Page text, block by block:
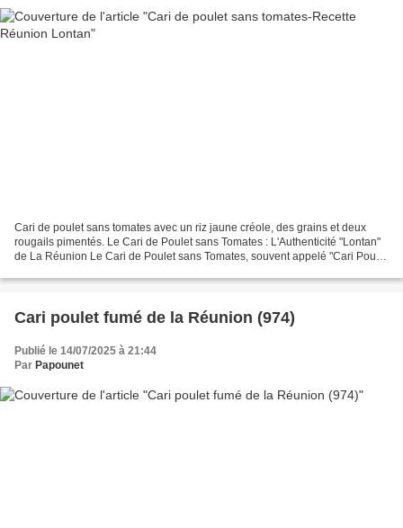
Cari de poulet sans tomates avec un riz jaune créole, des grains et deux
rougails pimentés. Le Cari de Poulet sans Tomates : L'Authenticité "Lontan"
de La Réunion Le Cari de Poulet sans Tomates, souvent appelé "Cari Poulet
Cari poulet fumé de la Réunion (974)
Publié le 14/07/2025 à 21:44
Par Papounet